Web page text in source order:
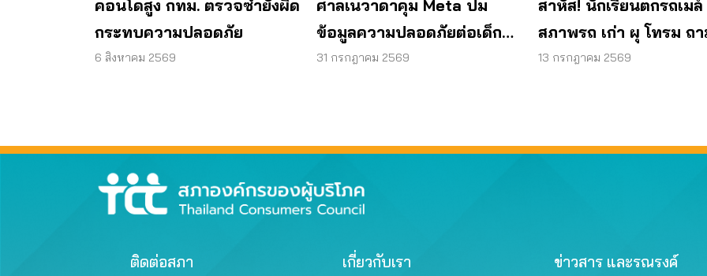
คอนโดสูง กทม. ตรวจซ้ำยังผิด
กระทบความปลอดภัย
6 สิงหาคม 2569
ศาลเนวาดาคุม Meta ปม
ข้อมูลความปลอดภัยต่อเด็ก
บนเมสเซนเจอร์
31 กรกฎาคม 2569
สาหัส! นักเรียนตกรถเมล์
สภาพรถ เก่า ผุ โทรม ถ
มาตรฐานรถปลอดภัย
13 กรกฎาคม 2569
ติดต่อสภา เกี่ยวกับเรา ข่าวสาร และรณรงค์